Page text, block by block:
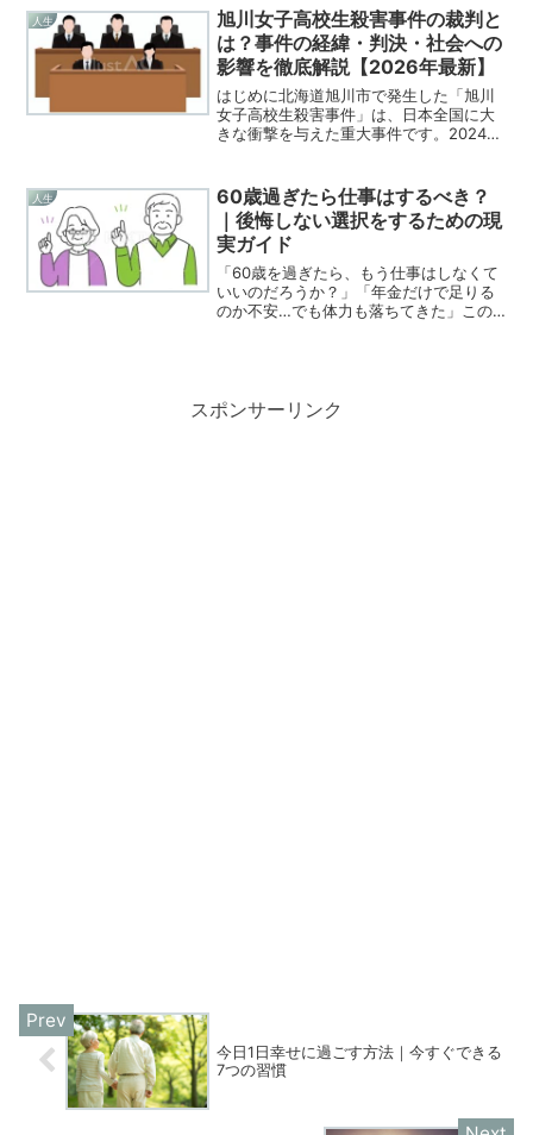
「自分は幸せなのか？」と改めて問い直
している人は、きっと少な...
人生
旭川女子高校生殺害事件の裁判と
は？事件の経緯・判決・社会への
影響を徹底解説【2026年最新】
はじめに北海道旭川市で発生した「旭川
女子高校生殺害事件」は、日本全国に大
きな衝撃を与えた重大事件です。2024年
その後の捜査で監禁や暴行、不同意わい
せつ行為などが明...
人生
60歳過ぎたら仕事はするべき？
｜後悔しない選択をするための現
実ガイド
「60歳を過ぎたら、もう仕事はしなくて
いいのだろうか？」「年金だけで足りる
のか不安…でも体力も落ちてきた」この
スポンサーリンク
今日1日幸せに過ごす方法｜今すぐできる
7つの習慣